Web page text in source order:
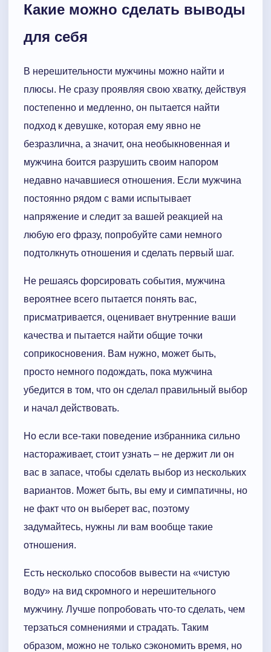
Какие можно сделать выводы
для себя
В нерешительности мужчины можно найти и
плюсы. Не сразу проявляя свою хватку, действуя
постепенно и медленно, он пытается найти
подход к девушке, которая ему явно не
безразлична, а значит, она необыкновенная и
мужчина боится разрушить своим напором
недавно начавшиеся отношения. Если мужчина
постоянно рядом с вами испытывает
напряжение и следит за вашей реакцией на
любую его фразу, попробуйте сами немного
подтолкнуть отношения и сделать первый шаг.
Не решаясь форсировать события, мужчина
вероятнее всего пытается понять вас,
присматривается, оценивает внутренние ваши
качества и пытается найти общие точки
соприкосновения. Вам нужно, может быть,
просто немного подождать, пока мужчина
убедится в том, что он сделал правильный выбор
и начал действовать.
Но если все-таки поведение избранника сильно
настораживает, стоит узнать – не держит ли он
вас в запасе, чтобы сделать выбор из нескольких
вариантов. Может быть, вы ему и симпатичны, но
не факт что он выберет вас, поэтому
задумайтесь, нужны ли вам вообще такие
отношения.
Есть несколько способов вывести на «чистую
воду» на вид скромного и нерешительного
мужчину. Лучше попробовать что-то сделать, чем
терзаться сомнениями и страдать. Таким
образом, можно не только сэкономить время, но